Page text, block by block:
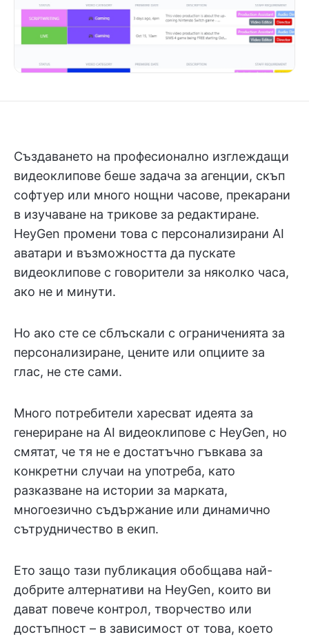
Създаването на професионално изглеждащи
видеоклипове беше задача за агенции, скъп
софтуер или много нощни часове, прекарани
в изучаване на трикове за редактиране.
HeyGen промени това с персонализирани AI
аватари и възможността да пускате
видеоклипове с говорители за няколко часа,
ако не и минути.
Но ако сте се сблъскали с ограниченията за
персонализиране, цените или опциите за
глас, не сте сами.
Много потребители харесват идеята за
генериране на AI видеоклипове с HeyGen, но
смятат, че тя не е достатъчно гъвкава за
конкретни случаи на употреба, като
разказване на истории за марката,
многоезично съдържание или динамично
сътрудничество в екип.
Ето защо тази публикация обобщава най-
добрите алтернативи на HeyGen, които ви
дават повече контрол, творчество или
достъпност – в зависимост от това, което